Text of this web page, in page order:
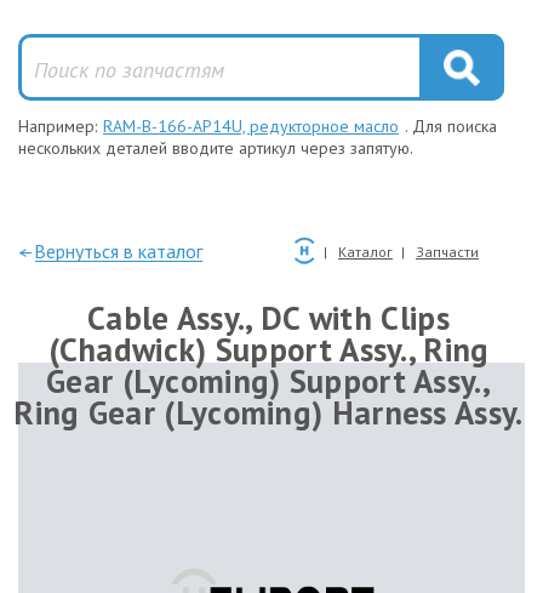
Например: RAM-B-166-AP14U, редукторное масло . Для поиска
нескольких деталей вводите артикул через запятую.
—Вернуться в каталог Каталог Запчасти
Cable Assy., DC with Clips
(Chadwick) Support Assy., Ring
Gear (Lycoming) Support Assy.,
Ring Gear (Lycoming) Harness Assy.